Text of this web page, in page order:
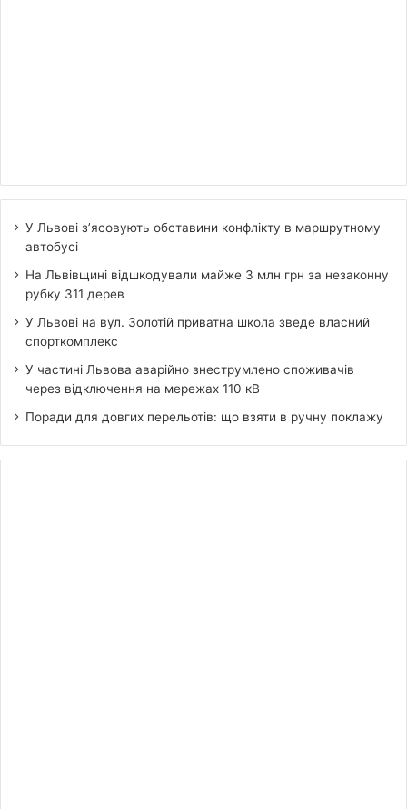
У Львові з’ясовують обставини конфлікту в маршрутному
автобусі
На Львівщині відшкодували майже 3 млн грн за незаконну
рубку 311 дерев
У Львові на вул. Золотій приватна школа зведе власний
спорткомплекс
У частині Львова аварійно знеструмлено споживачів
через відключення на мережах 110 кВ
Поради для довгих перельотів: що взяти в ручну поклажу